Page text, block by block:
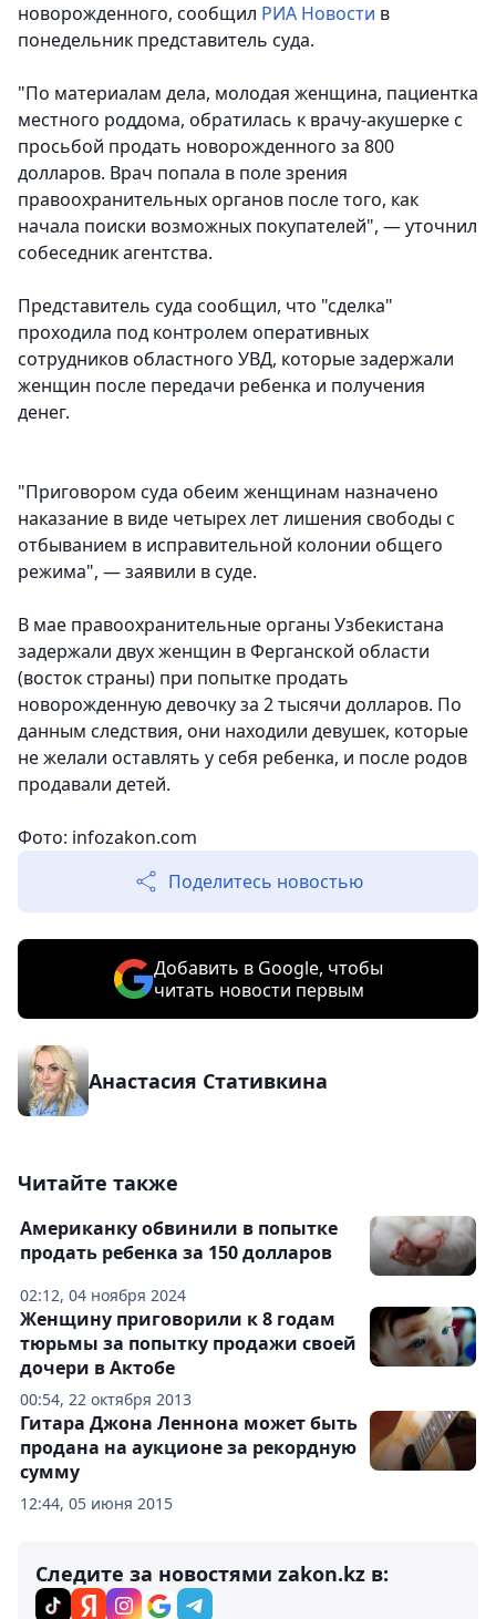
новорожденного, сообщил РИА Новости в
понедельник представитель суда.
"По материалам дела, молодая женщина, пациентка
местного роддома, обратилась к врачу-акушерке с
просьбой продать новорожденного за 800
долларов. Врач попала в поле зрения
правоохранительных органов после того, как
начала поиски возможных покупателей", — уточнил
собеседник агентства.
Представитель суда сообщил, что "сделка"
проходила под контролем оперативных
сотрудников областного УВД, которые задержали
женщин после передачи ребенка и получения
денег.
"Приговором суда обеим женщинам назначено
наказание в виде четырех лет лишения свободы с
отбыванием в исправительной колонии общего
режима", — заявили в суде.
В мае правоохранительные органы Узбекистана
задержали двух женщин в Ферганской области
(восток страны) при попытке продать
новорожденную девочку за 2 тысячи долларов. По
данным следствия, они находили девушек, которые
не желали оставлять у себя ребенка, и после родов
продавали детей.
Фото: infozakon.com
Поделитесь новостью
Добавить в Google, чтобы
читать новости первым
Анастасия Стативкина
Читайте также
02:12, 04 ноября 2024
Американку обвинили в попытке
продать ребенка за 150 долларов
00:54, 22 октября 2013
Женщину приговорили к 8 годам
тюрьмы за попытку продажи своей
дочери в Актобе
12:44, 05 июня 2015
Гитара Джона Леннона может быть
продана на аукционе за рекордную
сумму
Следите за новостями zakon.kz в: